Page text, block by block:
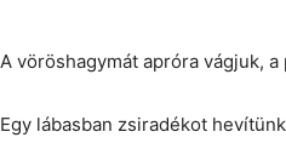
A vöröshagymát apróra vágjuk,
Egy lábasban zsiradékot